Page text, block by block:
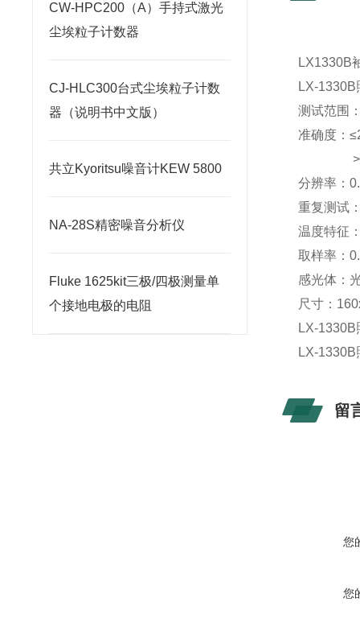
CW-HPC200（A）手持式激光
尘埃粒子计数器
CJ-HLC300台式尘埃粒子计数
器（说明书中文版）
共立Kyoritsu噪音计KEW 5800
NA-28S精密噪音分析仪
Fluke 1625kit三极/四极测量单
个接地电极的电阻
LX1330B
LX-
测试范围
准确度：
分辨率：
重复测试
温度特征
取样率：
感光体：
尺寸：
LX-
LX-
留
您
您